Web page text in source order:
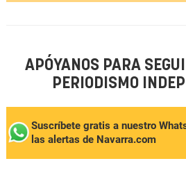
APÓYANOS PARA
PERIODISMO
Suscríbete gratis a nuestro
las alertas de Navarra.com